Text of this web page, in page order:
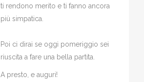
ti rendono merito e ti fanno ancora
più simpatica.
Poi ci dirai se oggi pomeriggio sei
riuscita a fare una bella partita.
A presto, e auguri!